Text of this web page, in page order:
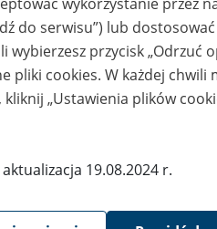
Nr zespołu akt w
archiwum
państwowym
Daty
,
do serwisu”) lub
wybierzesz przycisk „Odrzuć
pliki cookies. W każdej chwili
„Ustawienia plików
19.08.2024 r.